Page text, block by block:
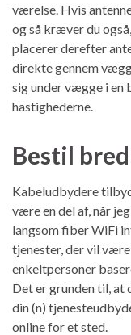
værelse. Hvis
og så kræver du
placerer derefter
direkte gennem
sig under vægge i en
hastighederne.
Bestil
Kabeludbydere
være en del af, når
langsom fiber WiFi
tjenester, der vil
enkeltpersoner
Det er grunden til,
din (n)
online for et sted.